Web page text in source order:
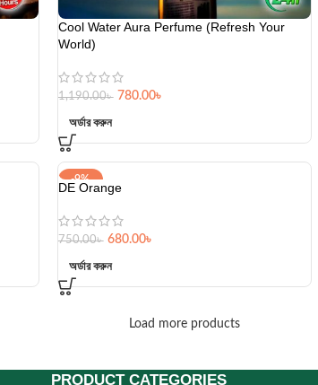
Cool Water Aura Perfume (Refresh Your
World)
1,190.00৳ 780.00৳
অর্ডার করুন
-9%
DE Orange
750.00৳ 680.00৳
অর্ডার করুন
Load more products
PRODUCT CATEGORIES